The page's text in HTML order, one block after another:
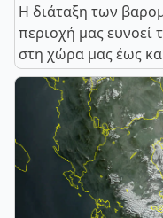
Η διάταξη των
περιοχή μας ευνοεί
στη χώρα μας έως